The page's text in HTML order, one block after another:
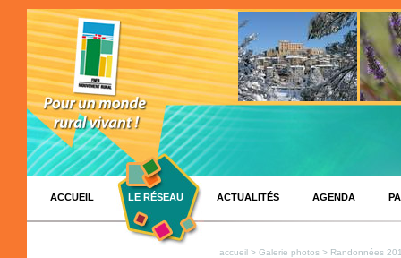
ACCUEIL LE RÉSEAU ACTUALITÉS AGENDA
accueil > Galerie photos > Randonnées